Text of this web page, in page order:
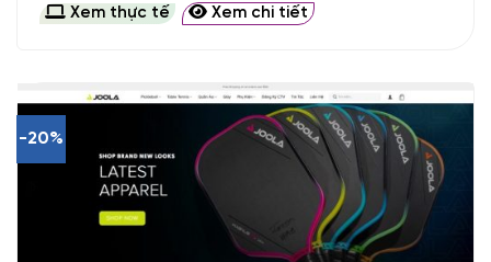
Xem thực tế Xem chi tiết
-20%